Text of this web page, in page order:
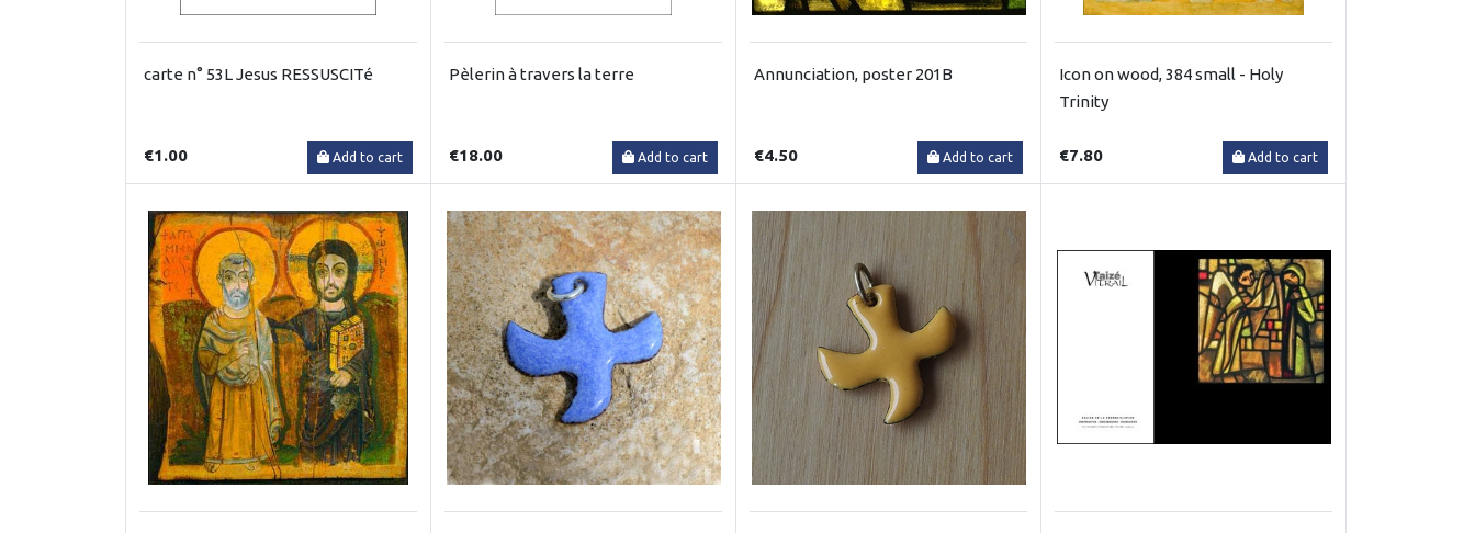
carte n° 53L Jesus RESSUSCITé
€1.00 Add to cart
Pèlerin à travers la terre
€18.00 Add to cart
Annunciation, poster 201B
€4.50 Add to cart
Icon on wood, 384 small - Holy
Trinity
€7.80 Add to cart